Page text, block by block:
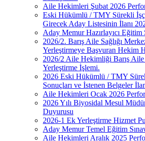
Aile Hekimleri Şubat 2026
Eski Hükümlü / TMY Sürekli İşçi
Girecek Aday Listesinin İlanı
Aday Memur Hazırlayıcı Eğitim
2026/2. Barış Aile Sağlığı
Yerleştirmeye Başvuran Hekim
2026/2 Aile Hekimliği Barış Aile
Yerleştirme İşlemi.
2026 Eski Hükümlü / TMY
Sonuçları ve İstenen Belgeler
Aile Hekimleri Ocak 2026
2026 Yılı Biyosidal Mesul
Duyurusu
2026-1 Ek Yerleştirme Hizmet
Aday Memur Temel Eğitim
Aile Hekimleri Aralık 2025